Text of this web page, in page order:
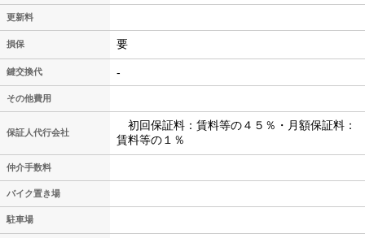
更新料
損保 要
鍵交換代 -
その他費用
保証人代行会社
初回保証料：賃料等の４５％・月額保証料：
賃料等の１％
仲介手数料
バイク置き場
駐車場